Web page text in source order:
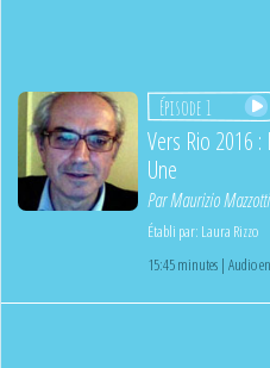
Épisode 1
Vers Rio 2016 :
Une
ParMaurizio Mazzotti
Établi par: Laura Rizzo
15:45 minutes | Audio